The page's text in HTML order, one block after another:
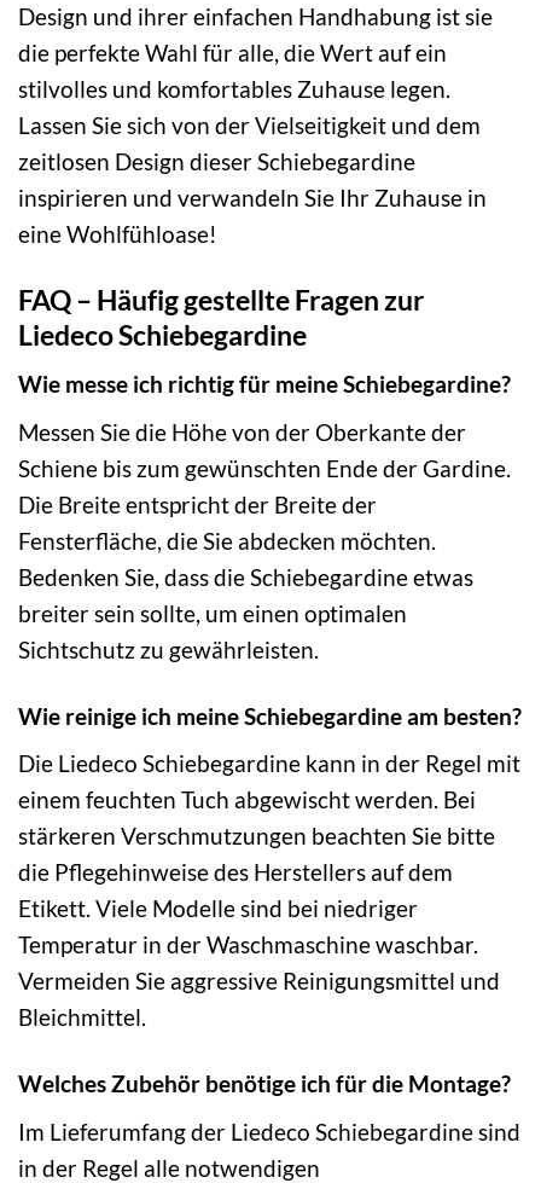
Design und ihrer einfachen Handhabung ist sie
die perfekte Wahl für alle, die Wert auf ein
stilvolles und komfortables Zuhause legen.
Lassen Sie sich von der Vielseitigkeit und dem
zeitlosen Design dieser Schiebegardine
inspirieren und verwandeln Sie Ihr Zuhause in
eine Wohlfühloase!
FAQ – Häufig gestellte Fragen zur
Liedeco Schiebegardine
Wie messe ich richtig für meine Schiebegardine?
Messen Sie die Höhe von der Oberkante der
Schiene bis zum gewünschten Ende der Gardine.
Die Breite entspricht der Breite der
Fensterfläche, die Sie abdecken möchten.
Bedenken Sie, dass die Schiebegardine etwas
breiter sein sollte, um einen optimalen
Sichtschutz zu gewährleisten.
Wie reinige ich meine Schiebegardine am besten?
Die Liedeco Schiebegardine kann in der Regel mit
einem feuchten Tuch abgewischt werden. Bei
stärkeren Verschmutzungen beachten Sie bitte
die Pflegehinweise des Herstellers auf dem
Etikett. Viele Modelle sind bei niedriger
Temperatur in der Waschmaschine waschbar.
Vermeiden Sie aggressive Reinigungsmittel und
Bleichmittel.
Welches Zubehör benötige ich für die Montage?
Im Lieferumfang der Liedeco Schiebegardine sind
in der Regel alle notwendigen